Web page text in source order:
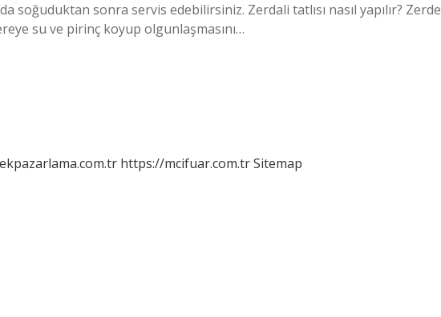
soğuduktan sonra servis edebilirsiniz. Zerdali tatlısı nasıl yapılır? Zerde
su ve pirinç koyup olgunlaşmasını…
https://mcifuar.com.trSitemap